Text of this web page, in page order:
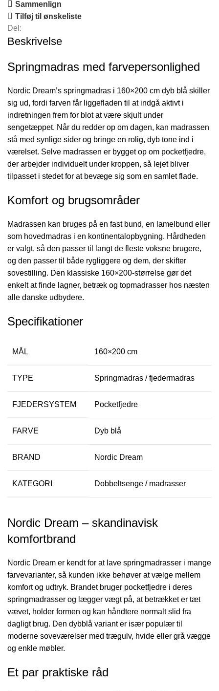
Sammenlign
Tilføj til ønskeliste
Del:
Beskrivelse
Springmadras med farvepersonlighed
Nordic Dream’s springmadras i 160×200 cm dyb blå skiller
sig ud, fordi farven får liggefladen til at indgå aktivt i
indretningen frem for blot at være skjult under
sengetæppet. Når du redder op om dagen, kan madrassen
stå med synlige sider og bringe en rolig, dyb tone ind i
værelset. Selve madrassen er bygget op om pocketfjedre,
der arbejder individuelt under kroppen, så lejet bliver
tilpasset i stedet for at bevæge sig som en samlet flade.
Komfort og brugsområder
Madrassen kan bruges på en fast bund, en lamelbund eller
som hovedmadras i en kontinentalopbygning. Hårdheden
er valgt, så den passer til langt de fleste voksne brugere,
og den passer til både rygliggere og dem, der skifter
sovestilling. Den klassiske 160×200-størrelse gør det
enkelt at finde lagner, betræk og topmadrasser hos næsten
alle danske udbydere.
Specifikationer
MÅL 160×200 cm
TYPE Springmadras / fjedermadras
FJEDERSYSTEM Pocketfjedre
FARVE Dyb blå
BRAND Nordic Dream
KATEGORI Dobbeltsenge / madrasser
Nordic Dream – skandinavisk
komfortbrand
Nordic Dream er kendt for at lave springmadrasser i mange
farvevarianter, så kunden ikke behøver at vælge mellem
komfort og udtryk. Brandet bruger pocketfjedre i deres
springmadrasser og lægger vægt på, at betrækket er tæt
vævet, holder formen og kan håndtere normalt slid fra
dagligt brug. Den dybblå variant er især populær til
moderne soveværelser med trægulv, hvide eller grå vægge
og enkle møbler.
Et par praktiske råd